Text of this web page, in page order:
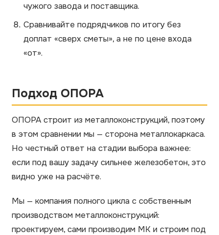
чужого завода и поставщика.
Сравнивайте подрядчиков по итогу без
доплат «сверх сметы», а не по цене входа
«от».
Подход ОПОРА
ОПОРА строит из металлоконструкций, поэтому
в этом сравнении мы — сторона металлокаркаса.
Но честный ответ на стадии выбора важнее:
если под вашу задачу сильнее железобетон, это
видно уже на расчёте.
Мы — компания полного цикла с собственным
производством металлоконструкций:
проектируем, сами производим МК и строим под